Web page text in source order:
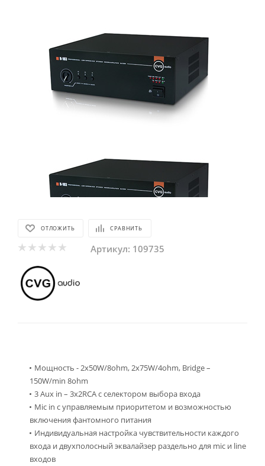
ОТЛОЖИТЬ СРАВНИТЬ
Артикул: 109735
Мощность - 2x50W/8ohm, 2x75W/4ohm, Bridge –
150W/min 8ohm
3 Aux in – 3x2RCA с селектором выбора входа
Mic in с управляемым приоритетом и возможностью
включения фантомного питания
Индивидуальная настройка чувствительности каждого
входа и двухполосный эквалайзер раздельно для mic и line
входов